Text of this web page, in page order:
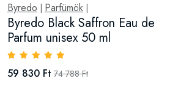
Byredo Parfümök
Byredo Black Saffron Eau de
Parfum unisex 50 ml
59 830 Ft 74 788 Ft